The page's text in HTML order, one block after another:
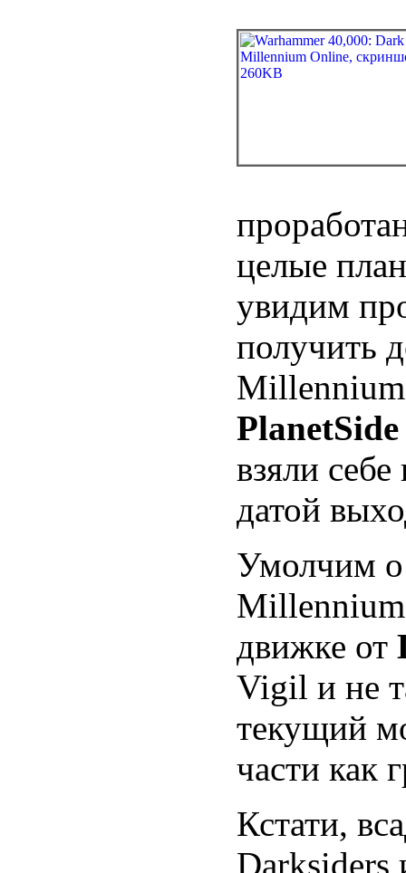
целые
увидим
получить
PlanetSide
взяли
датой
Умолчим о
Millennium
движке от
Vigil и не
текущий
части как
Кстати,
Darksiders